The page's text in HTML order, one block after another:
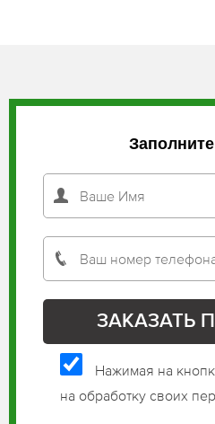
Нажимая на
на обработку своих